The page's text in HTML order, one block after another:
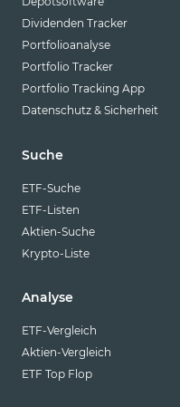
Dividenden Tracker
Portfolioanalyse
Portfolio Tracker
Portfolio Tracking App
Datenschutz & Sicherheit
Suche
ETF-Suche
ETF-Listen
Aktien-Suche
Krypto-Liste
Analyse
ETF-Vergleich
Aktien-Vergleich
ETF Top Flop